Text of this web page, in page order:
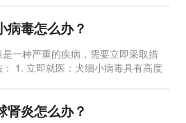
病毒怎么办？
一种严重的疾病，需要立即采取措
1. 立即就医：犬细小病毒具有高度
肾炎怎么办？